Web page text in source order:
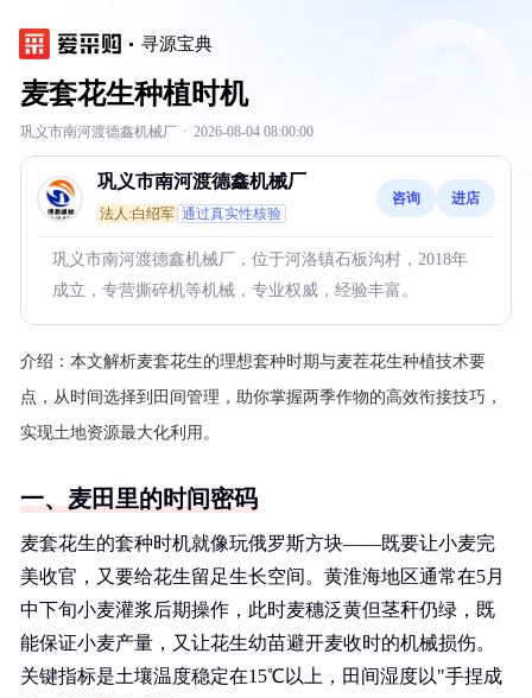
寻源宝典
麦套花生种植时机
巩义市南河渡德鑫机械厂 · 2026-08-04 08:00:00
巩义市南河渡德鑫机械厂
法人:白绍军 通过真实性核验
咨询 进店
巩义市南河渡德鑫机械厂，位于河洛镇石板沟村，2018年
成立，专营撕碎机等机械，专业权威，经验丰富。
介绍： 本文解析麦套花生的理想套种时期与麦茬花生种植技术要
点，从时间选择到田间管理，助你掌握两季作物的高效衔接技巧，
实现土地资源最大化利用。
一、麦田里的时间密码
麦套花生的套种时机就像玩俄罗斯方块——既要让小麦完
美收官，又要给花生留足生长空间。黄淮海地区通常在5月
中下旬小麦灌浆后期操作，此时麦穗泛黄但茎秆仍绿，既
能保证小麦产量，又让花生幼苗避开麦收时的机械损伤。
关键指标是土壤温度稳定在15℃以上，田间湿度以"手捏成